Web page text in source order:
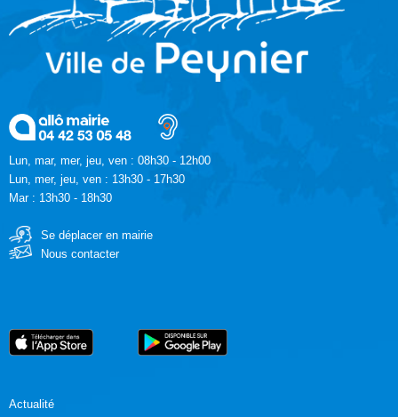
Lun, mar, mer, jeu, ven : 08h30 - 12h00
Lun, mer, jeu, ven : 13h30 - 17h30
Mar : 13h30 - 18h30
Se déplacer en mairie
Nous contacter
Actualité